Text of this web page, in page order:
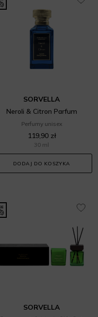
SORVELLA
Neroli & Citron Parfum
Perfumy unisex
119,90 zł
30 ml
DODAJ DO KOSZYKA
SORVELLA